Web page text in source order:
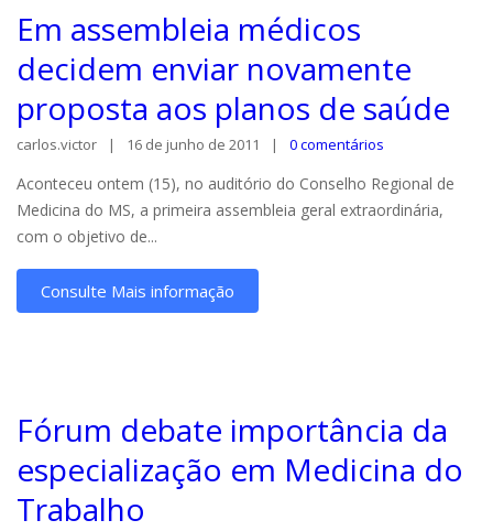
Em assembleia médicos
decidem enviar novamente
proposta aos planos de saúde
carlos.victor 16 de junho de 2011 0 comentários
Aconteceu ontem (15), no auditório do Conselho Regional de
Medicina do MS, a primeira assembleia geral extraordinária,
com o objetivo de...
Consulte Mais informação
Fórum debate importância da
especialização em Medicina do
Trabalho